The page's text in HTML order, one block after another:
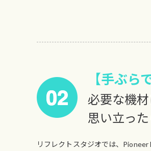
【手ぶら
必要な機
思い立っ
リフレクトスタジオでは、Pioneer